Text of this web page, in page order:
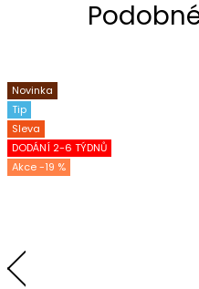
Novinka
Tip
Sleva
DODÁNÍ 2-6 TÝDNŮ
-19 %